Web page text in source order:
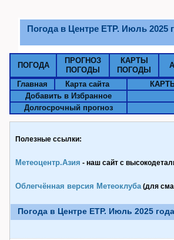
Погода в Центре ЕТР. Июль 2025
ПОГОДА
ПРОГНОЗ
ПОГОДЫ
КАРТЫ
ПОГОДЫ
Главная Карта сайта
Добавить в Избранное
Долгосрочный прогноз
Полезные ссылки:
Метеоцентр.Азия - наш сайт с
Облегчённая версия Метеоклуба(для
Погода в Центре ЕТР. Июль 2025 года